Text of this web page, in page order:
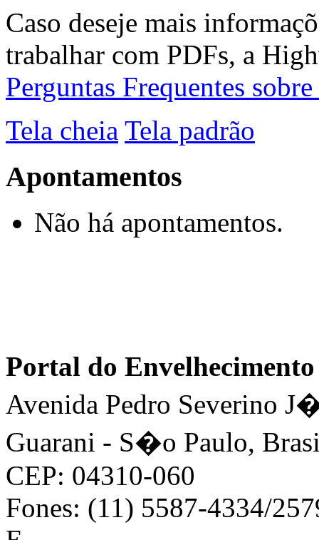
Caso deseje mais
trabalhar com PDFs, a
Perguntas Frequentes
Tela cheia Tela padrão
Apontamentos
Não há apontamentos.
Portal do
Avenida Pedro Severino
Guarani - S�o Paulo,
CEP: 04310-060
Fones: (11) 5587-4334/